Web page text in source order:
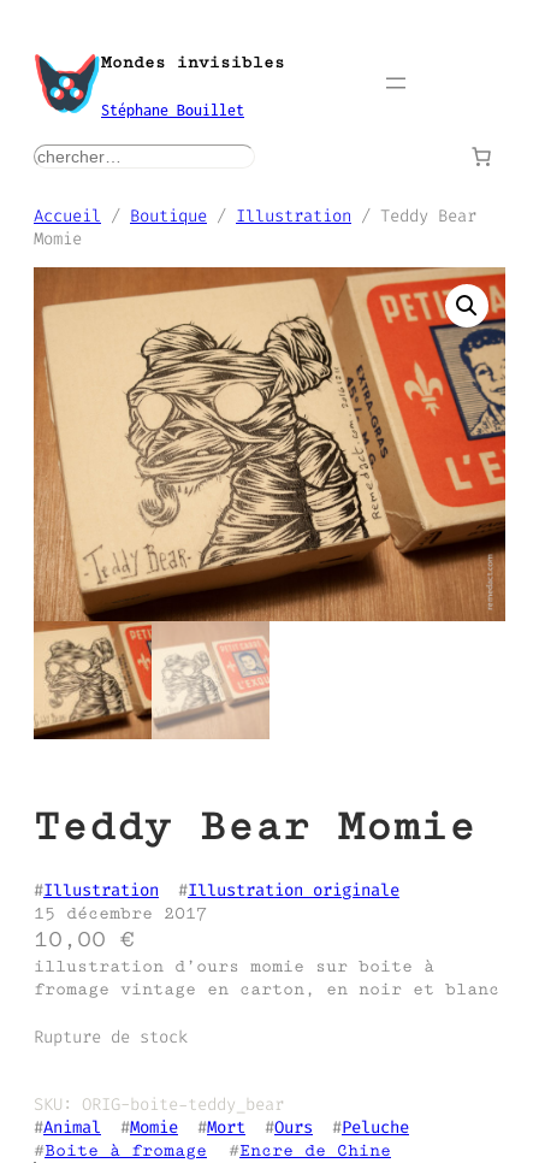
contenu
Mondes invisibles
Stéphane Bouillet
rechercher
Accueil / Boutique / Illustration / Teddy Bear
Momie
Teddy Bear Momie
#Illustration
  #
Illustration originale
15 décembre 2017
10,00 €
illustration d’ours momie sur boite à
fromage vintage en carton, en noir et blanc
Rupture de stock
SKU:
ORIG-boite-teddy_bear
#Animal
  #
Momie
  #
Mort
  #
Ours
  #
Peluche
#Boite à fromage
  #
Encre de Chine